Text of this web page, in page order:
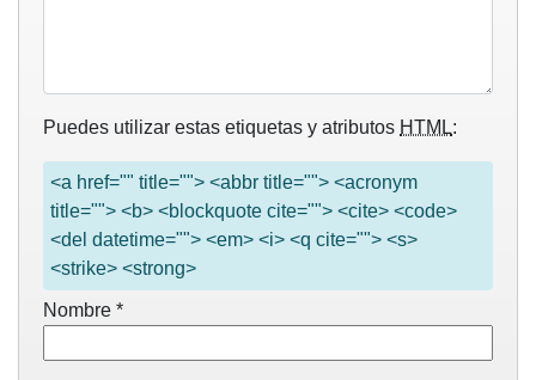
Puedes utilizar estas etiquetas y atributos HTML:
<a href="" title=""> <abbr title=""> <acronym
title=""> <b> <blockquote cite=""> <cite> <code>
<del datetime=""> <em> <i> <q cite=""> <s>
<strike> <strong>
Nombre *